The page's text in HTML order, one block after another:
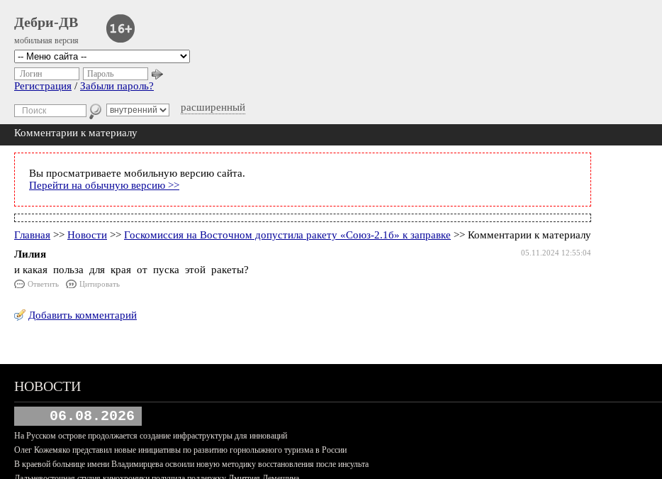
Дебри-ДВ
мобильная версия
расширенный
Логин Пароль
Регистрация / Забыли пароль?
Комментарии к материалу
Вы просматриваете мобильную версию сайта.
Перейти на обычную версию >>
Главная >> Новости >> Госкомиссия на Восточном допустила ракету «Союз-2.1б» к заправке >> Комментарии к материалу
05.11.2024 12:55:04
Лилия
и какая польза для края от пуска этой ракеты?
Ответить Цитировать
Добавить комментарий
НОВОСТИ
06.08.2026
На Русском острове продолжается создание инфраструктуры для инноваций
Олег Кожемяко представил новые инициативы по развитию горнолыжного туризма в России
В краевой больнице имени Владимирцева освоили новую методику восстановления после инсульта